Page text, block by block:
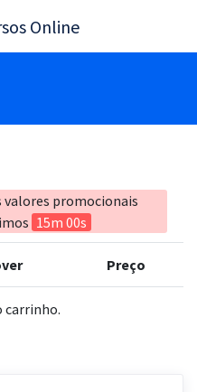
valores promocionais
15m 00s
Preço
carrinho.